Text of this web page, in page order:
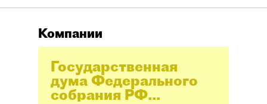
Компании
Государственная
дума Федерального
собрания РФ